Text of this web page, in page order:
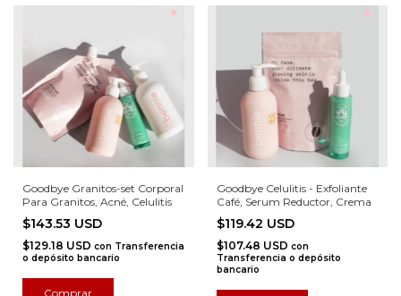
Goodbye Granitos-set Corporal
Para Granitos, Acné, Celulitis
$143.53 USD
$129.18 USD con Transferencia
o depósito bancario
Goodbye Celulitis - Exfoliante
Café, Serum Reductor, Crema
$119.42 USD
$107.48 USD con
Transferencia o depósito
bancario